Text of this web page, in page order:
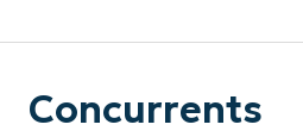
Concurrents